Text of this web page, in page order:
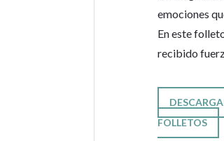
emociones
En este
recibido
FOLLETOS